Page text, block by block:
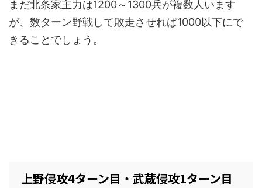
まだ北条家主力は1200～1300兵が複数人います
が、数ターン野戦して敗走させれば1000以下にで
きることでしょう。
上野侵攻4ターン目・武蔵侵攻1ターン目